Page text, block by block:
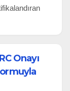
Onayı